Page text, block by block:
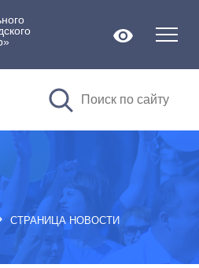
Версия
СТРАНИЦА НОВОСТИ